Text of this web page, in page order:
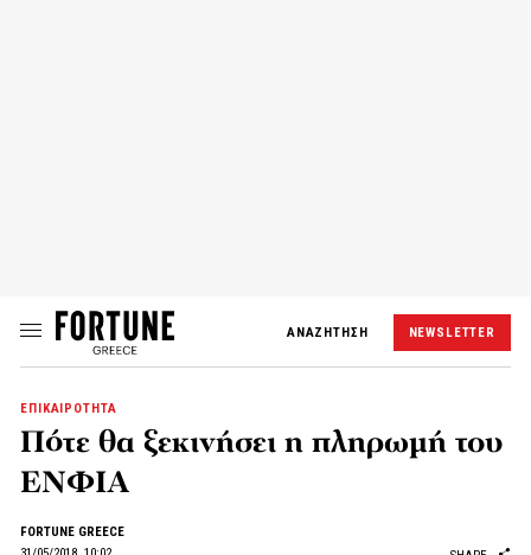
ΑΝΑΖΗΤΗΣΗ NEWSLETTER
ΕΠΙΚΑΙΡΟΤΗΤΑ
Πότε θα ξεκινήσει η πληρωμή του
ΕΝΦΙΑ
FORTUNE GREECE